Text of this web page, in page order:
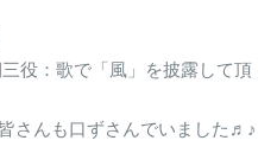
役：歌で「風」を披露して頂
さんも口ずさんでいました♬♪